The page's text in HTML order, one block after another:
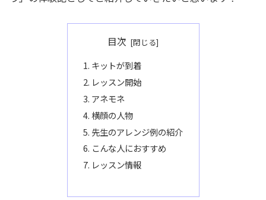
目次
キットが到着
レッスン開始
アネモネ
横顔の人物
先生のアレンジ例の紹介
こんな人におすすめ
レッスン情報